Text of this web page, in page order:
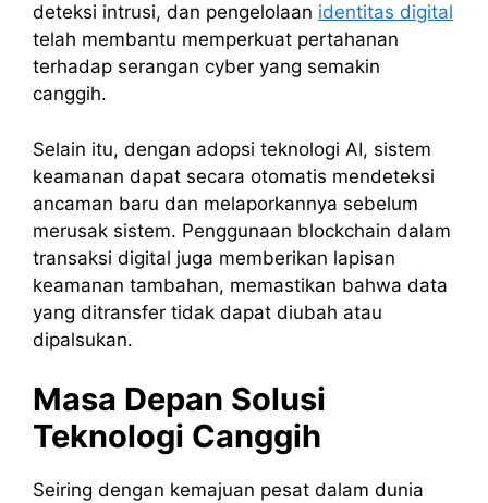
deteksi intrusi, dan pengelolaan identitas digital
telah membantu memperkuat pertahanan
terhadap serangan cyber yang semakin
canggih.
Selain itu, dengan adopsi teknologi AI, sistem
keamanan dapat secara otomatis mendeteksi
ancaman baru dan melaporkannya sebelum
merusak sistem. Penggunaan blockchain dalam
transaksi digital juga memberikan lapisan
keamanan tambahan, memastikan bahwa data
yang ditransfer tidak dapat diubah atau
dipalsukan.
Masa Depan Solusi
Teknologi Canggih
Seiring dengan kemajuan pesat dalam dunia